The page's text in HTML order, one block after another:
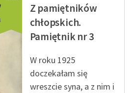
Z pamiętników
chłopskich.
Pamiętnik nr 3
W roku 1925
doczekałam się
wreszcie syna, a z nim i